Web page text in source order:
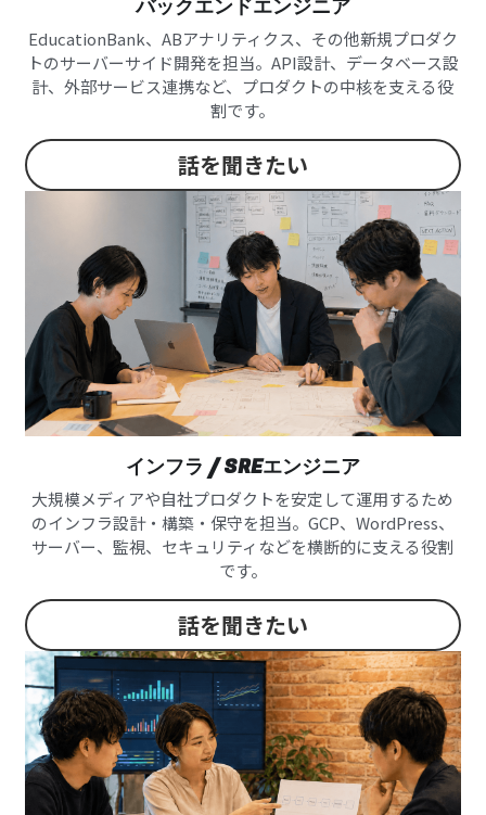
バックエンドエンジニア
EducationBank、ABアナリティクス、その他新規プロダク
トのサーバーサイド開発を担当。API設計、データベース設
計、外部サービス連携など、プロダクトの中核を支える役
割です。
話を聞きたい
インフラ / SREエンジニア
大規模メディアや自社プロダクトを安定して運用するため
のインフラ設計・構築・保守を担当。GCP、WordPress、
サーバー、監視、セキュリティなどを横断的に支える役割
です。
話を聞きたい